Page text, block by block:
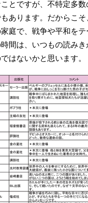
とですが、不特定多数
あります。だからこ
庭で、戦争や平和を
間は、いつもの読み
はないかと思います。